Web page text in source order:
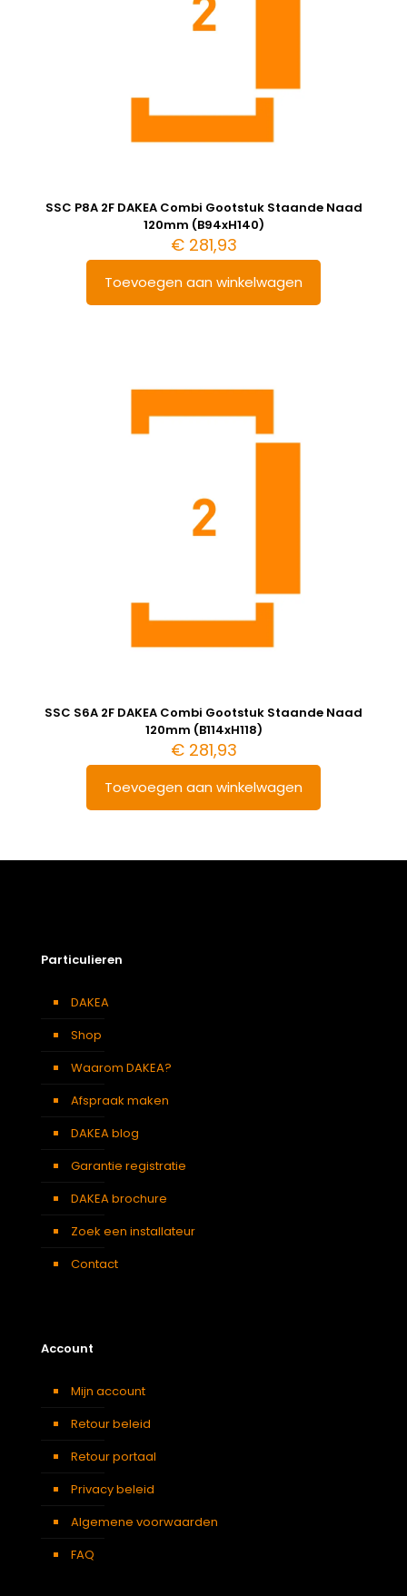
SSC P8A 2F DAKEA Combi Gootstuk Staande Naad
120mm (B94xH140)
€281,93
Toevoegen aan winkelwagen
SSC S6A 2F DAKEA Combi Gootstuk Staande Naad
120mm (B114xH118)
€281,93
Toevoegen aan winkelwagen
Particulieren
DAKEA
Shop
Waarom DAKEA?
Afspraak maken
DAKEA blog
Garantie registratie
DAKEA brochure
Zoek een installateur
Contact
Account
Mijn account
Retour beleid
Retour portaal
Privacy beleid
Algemene voorwaarden
FAQ